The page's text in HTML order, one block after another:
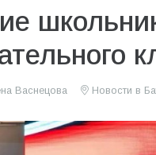
Васнецова Новости в